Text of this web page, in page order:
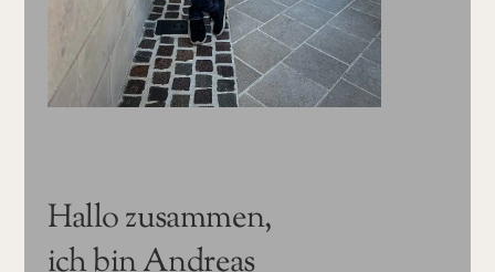
Hallo zusammen,